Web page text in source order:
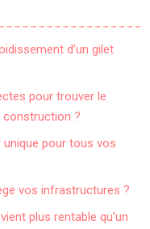
d’un gilet
pour trouver le
construction ?
pour tous vos
vos infrastructures ?
plus rentable qu’un